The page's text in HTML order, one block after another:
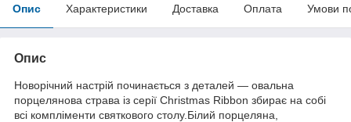
Опис Характеристики Доставка Оплата Умови
Опис
Новорічний настрій починається з деталей — овальна
порцелянова страва із серії Christmas Ribbon збирає на собі
всі компліменти святкового столу.Білий порцеляна,